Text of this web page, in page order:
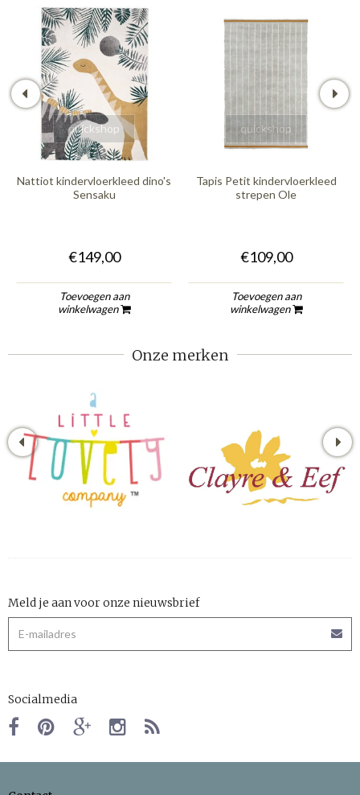
quickshop
Nattiot kindervloerkleed dino's
Sensaku
€149,00
Toevoegen aan
winkelwagen
quickshop
Tapis Petit kindervloerkleed
strepen Ole
€109,00
Toevoegen aan
winkelwagen
Onze merken
Meld je aan voor onze nieuwsbrief
Socialmedia